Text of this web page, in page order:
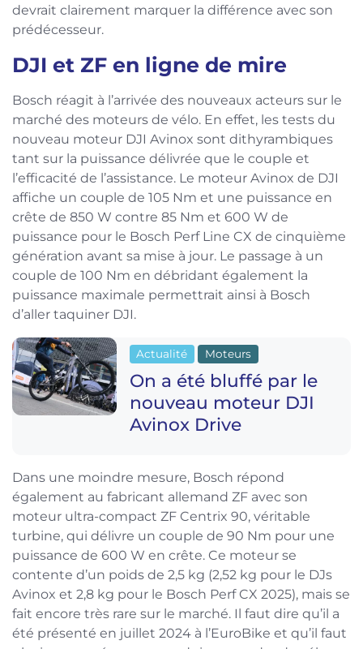
devrait clairement marquer la différence avec son
prédécesseur.
DJI et ZF en ligne de mire
Bosch réagit à l’arrivée des nouveaux acteurs sur le
marché des moteurs de vélo. En effet, les tests du
nouveau moteur DJI Avinox sont dithyrambiques
tant sur la puissance délivrée que le couple et
l’efficacité de l’assistance. Le moteur Avinox de DJI
affiche un couple de 105 Nm et une puissance en
crête de 850 W contre 85 Nm et 600 W de
puissance pour le Bosch Perf Line CX de cinquième
génération avant sa mise à jour. Le passage à un
couple de 100 Nm en débridant également la
puissance maximale permettrait ainsi à Bosch
d’aller taquiner DJI.
Actualité Moteurs
On a été bluffé par le
nouveau moteur DJI
Avinox Drive
Dans une moindre mesure, Bosch répond
également au fabricant allemand ZF avec son
moteur ultra-compact ZF Centrix 90, véritable
turbine, qui délivre un couple de 90 Nm pour une
puissance de 600 W en crête. Ce moteur se
contente d’un poids de 2,5 kg (2,52 kg pour le DJs
Avinox et 2,8 kg pour le Bosch Perf CX 2025), mais se
fait encore très rare sur le marché. Il faut dire qu’il a
été présenté en juillet 2024 à l’EuroBike et qu’il faut